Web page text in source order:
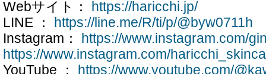
Webサイト：
https://haricchi.jp/
LINE ：
https://line.me/R/ti/p/@byw0711h
Instagram：
https://www.instagram.com/
https://www.instagram.com/
YouTube ：
https://www.youtube.com/